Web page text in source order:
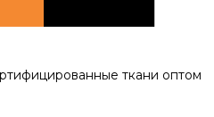
ткани оптом